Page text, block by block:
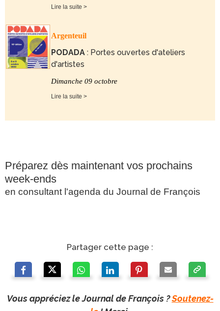
Lire la suite >
Argenteuil
PODADA : Portes ouvertes d'ateliers
d'artistes
Dimanche 09 octobre
Lire la suite >
Préparez dès maintenant vos prochains
week-ends
en consultant l'agenda du Journal de François
Partager cette page :
Vous appréciez le Journal de François ?Soutenez-